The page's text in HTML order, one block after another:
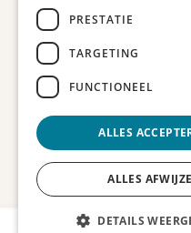
0343 78 58 00
KVK: 81960263
BTW: NL002708709B23
© 2026 FotoprintXL.nl-
Disclaimer
- Gemaakt door:
PRESTATIE
TARGETING
FUNCTIONEEL
ALLES
ALLES
DETAILS